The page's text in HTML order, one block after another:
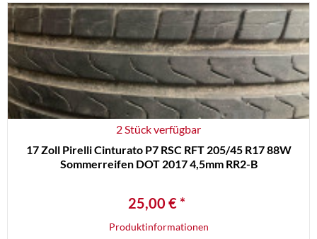
2 Stück verfügbar
17 Zoll Pirelli Cinturato P7 RSC RFT 205/45 R17 88W
Sommerreifen DOT 2017 4,5mm RR2-B
25,00 € *
Produktinformationen